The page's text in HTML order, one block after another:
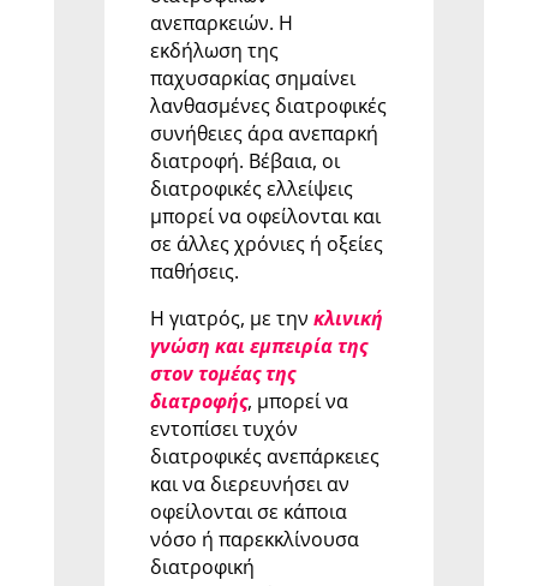
ανεπαρκειών. Η
εκδήλωση της
παχυσαρκίας σημαίνει
λανθασμένες διατροφικές
συνήθειες άρα ανεπαρκή
διατροφή. Βέβαια, οι
διατροφικές ελλείψεις
μπορεί να οφείλονται και
σε άλλες χρόνιες ή οξείες
παθήσεις.
Η γιατρός, με την κλινική
γνώση και εμπειρία της
στον τομέας της
διατροφής, μπορεί να
εντοπίσει τυχόν
διατροφικές ανεπάρκειες
και να διερευνήσει αν
οφείλονται σε κάποια
νόσο ή παρεκκλίνουσα
διατροφική